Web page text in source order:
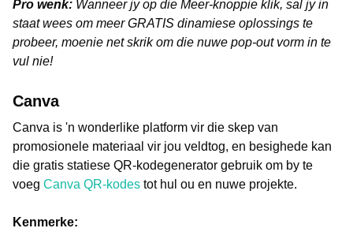
Pro wenk: Wanneer jy op die Meer-knoppie klik, sal jy in
staat wees om meer GRATIS dinamiese oplossings te
probeer, moenie net skrik om die nuwe pop-out vorm in te
vul nie!
Canva
Canva is 'n wonderlike platform vir die skep van
promosionele materiaal vir jou veldtog, en besighede kan
die gratis statiese QR-kodegenerator gebruik om by te
voeg Canva QR-kodes tot hul ou en nuwe projekte.
Kenmerke: